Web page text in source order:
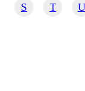
S T U